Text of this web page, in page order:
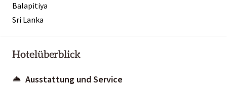
Balapitiya
Sri Lanka
Hotelüberblick
Ausstattung und Service